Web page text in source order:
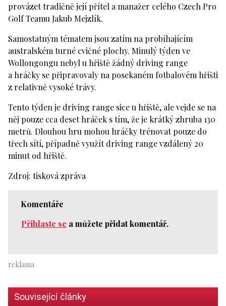
provázet tradičně její přítel a manažer celého Czech Pro
Golf Teamu Jakub Mejzlík.
Samostatným tématem jsou zatím na probíhajícím
australském turné cvičné plochy. Minulý týden ve
Wollongongu nebyl u hřiště žádný driving range
a hráčky se připravovaly na posekaném fotbalovém hřišti
z relativně vysoké trávy.
Tento týden je driving range sice u hřiště, ale vejde se na
něj pouze cca deset hráček s tím, že je krátký zhruba 130
metrů. Dlouhou hru mohou hráčky trénovat pouze do
třech sítí, případně využít driving range vzdálený 20
minut od hřiště.
Zdroj: tisková zpráva
Komentáře
Přihlaste se a můžete přidat komentář.
Související články